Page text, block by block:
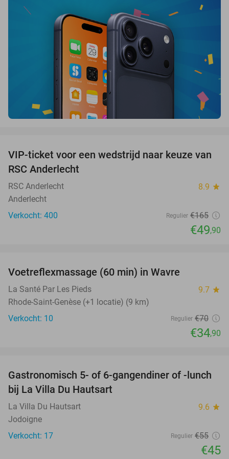
70%
OUT
VIP-ticket voor een wedstrijd naar keuze van
RSC Anderlecht
RSC Anderlecht 8.9 star
Anderlecht
Verkocht: 400
Regulier €165
€49,90
TODAY
Voetreflexmassage (60 min) in Wavre
La Santé Par Les Pieds 9.7 star
Rhode-Saint-Genèse (+1 locatie) (9 km)
Verkocht: 10
Regulier €70
€34,90
18%
TODAY
Gastronomisch 5- of 6-gangendiner of -lunch
bij La Villa Du Hautsart
La Villa Du Hautsart 9.6 star
Jodoigne
Verkocht: 17
Regulier €55
€45